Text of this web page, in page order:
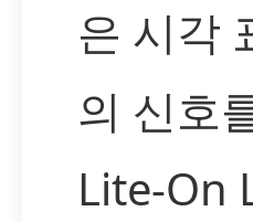
은 시각
의 신호
Lite-On